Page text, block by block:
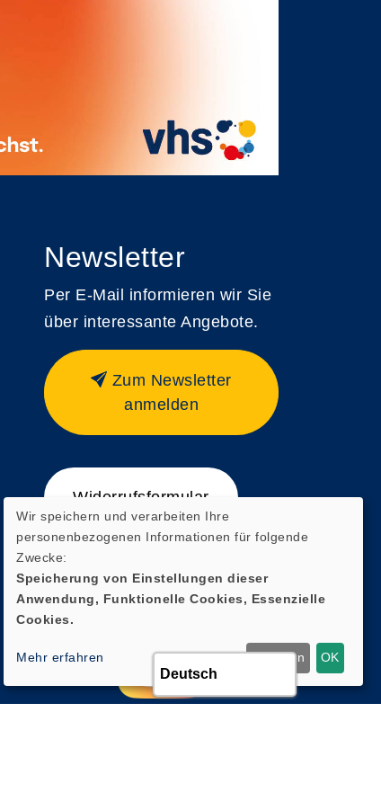
Newsletter
Per E-Mail informieren wir Sie
über interessante Angebote.
Zum Newsletter
anmelden
Widerrufsformular
Wir speichern und verarbeiten Ihre
personenbezogenen Informationen für folgende
Zwecke:
Speicherung von Einstellungen dieser
Anwendung, Funktionelle Cookies, Essenzielle
Cookies.
Mehr erfahren Ablehnen OK